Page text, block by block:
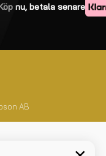
nu, betala senare
AB